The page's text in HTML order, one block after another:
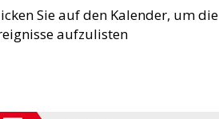
Sie auf den Kalender, um die
aufzulisten